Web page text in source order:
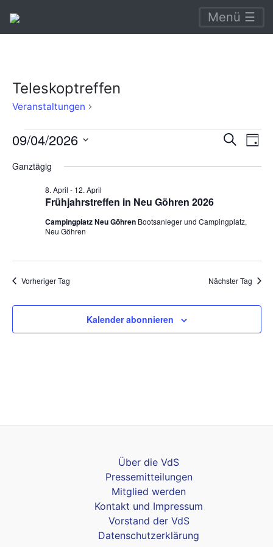
Menü ☰
Teleskoptreffen
Veranstaltungen
Veranstaltungen
für
April
2026
SucheTag
09/04/2026
wählen.
Ganztägig
Frühjahrstreffen in Neu Göhren 2026
8. April - 12. April
Campingplatz Neu Göhren Bootsanleger und Campingplatz,
Neu Göhren
Vorheriger Tag Nächster Tag
Kalender abonnieren
Über die VdS
Pressemitteilungen
Mitglied werden
Kontakt und Impressum
Vorstand der VdS
Datenschutzerklärung